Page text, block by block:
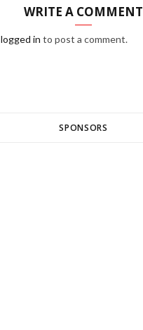
WRITE A COMMENT
logged in to post a comment.
SPONSORS